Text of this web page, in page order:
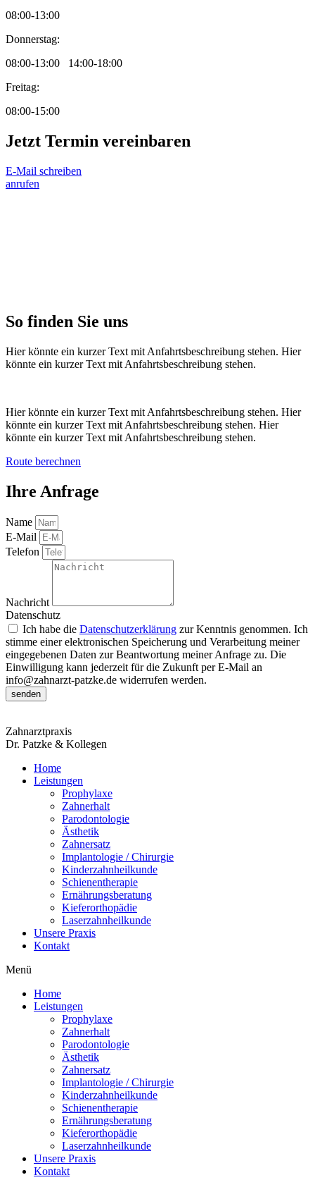
08:00-13:00
Donnerstag:
08:00-13:00 14:00-18:00
Freitag:
08:00-15:00
Jetzt Termin vereinbaren
E-Mail schreiben
anrufen
So finden Sie uns
Hier könnte ein kurzer Text mit Anfahrtsbeschreibung stehen. Hier
könnte ein kurzer Text mit Anfahrtsbeschreibung stehen.
Hier könnte ein kurzer Text mit Anfahrtsbeschreibung stehen. Hier
könnte ein kurzer Text mit Anfahrtsbeschreibung stehen. Hier
könnte ein kurzer Text mit Anfahrtsbeschreibung stehen.
Route berechnen
Ihre Anfrage
Name
E-Mail
Telefon
Nachricht
Datenschutz
Ich habe die Datenschutzerklärung zur Kenntnis genommen. Ich
stimme einer elektronischen Speicherung und Verarbeitung meiner
eingegebenen Daten zur Beantwortung meiner Anfrage zu. Die
Einwilligung kann jederzeit für die Zukunft per E-Mail an
info@zahnarzt-patzke.de widerrufen werden.
senden
Zahnarztpraxis
Dr. Patzke & Kollegen
Home
Leistungen
Prophylaxe
Zahnerhalt
Parodontologie
Ästhetik
Zahnersatz
Implantologie / Chirurgie
Kinderzahnheilkunde
Schienentherapie
Ernährungsberatung
Kieferorthopädie
Laserzahnheilkunde
Unsere Praxis
Kontakt
Menü
Home
Leistungen
Prophylaxe
Zahnerhalt
Parodontologie
Ästhetik
Zahnersatz
Implantologie / Chirurgie
Kinderzahnheilkunde
Schienentherapie
Ernährungsberatung
Kieferorthopädie
Laserzahnheilkunde
Unsere Praxis
Kontakt